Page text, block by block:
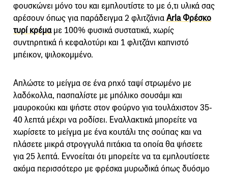
φουσκώνει μόνο του και εμπλουτίστε το με ό,τι υλικά σας
αρέσουν όπως για παράδειγμα 2 φλιτζάνιαArla Φρέσκο
τυρί κρέμαμε 100% φυσικά συστατικά, χωρίς
συντηρητικά ή κεφαλοτύρι και 1 φλιτζάνι καπνιστό
μπέικον, ψιλοκομμένο.
Απλώστε το μείγμα σε ένα ρηχό ταψί στρωμένο με
λαδόκολλα, πασπαλίστε με μπόλικο σουσάμι και
μαυροκούκι και ψήστε στον φούρνο για τουλάχιστον 35-
40 λεπτά μέχρι να ροδίσει. Εναλλακτικά μπορείτε να
χωρίσετε το μείγμα με ένα κουτάλι της σούπας και να
πλάσετε μικρά στρογγυλά πιτάκια τα οποία θα ψήσετε
για 25 λεπτά. Εννοείται ότι μπορείτε να τα εμπλουτίσετε
ακόμα περισσότερο με φρέσκα μυρωδικά όπως δυόσμο